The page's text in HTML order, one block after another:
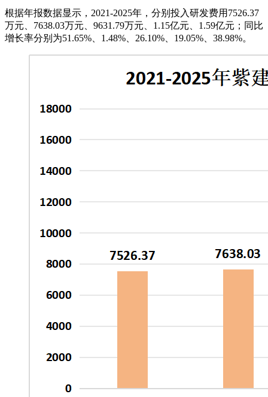
根据年报数据显示，2021-2025年，分别投入研发费用7526.37
万元、7638.03万元、9631.79万元、1.15亿元、1.59亿元；同比
增长率分别为51.65%、1.48%、26.10%、19.05%、38.98%。